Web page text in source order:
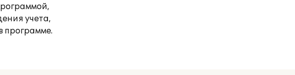
учета,
программе.